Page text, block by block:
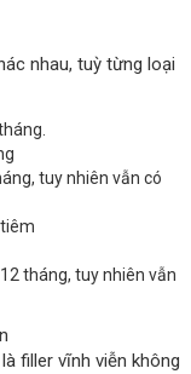
nhau, tuỳ từng loại
tuy nhiên vẫn có
tháng, tuy nhiên vẫn
filler vĩnh viễn không